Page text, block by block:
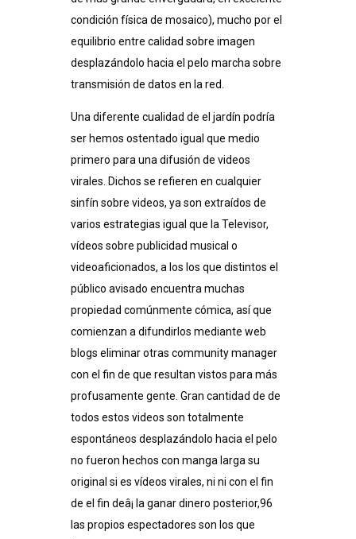
condición física de mosaico), mucho por el
equilibrio entre calidad sobre imagen
desplazándolo hacia el pelo marcha sobre
transmisión de datos en la red.
Una diferente cualidad de el jardí­n podrí­a
ser hemos ostentado igual que medio
primero para una difusión de videos
virales. Dichos se refieren en cualquier
sinfín sobre videos, ya son extraídos de
varios estrategias igual que la Televisor,
vídeos sobre publicidad musical o
videoaficionados, a los los que distintos el
público avisado encuentra muchas
propiedad comúnmente cómica, así que
comienzan a difundirlos mediante web
blogs eliminar otras community manager
con el fin de que resultan vistos para más
profusamente gente. Gran cantidad de de
todos estos videos son totalmente
espontáneos desplazándolo hacia el pelo
no fueron hechos con manga larga su
original si es vídeos virales, ni ni con el fin
de el fin deâ¡ la ganar dinero posterior,96​
las propios espectadores son los que